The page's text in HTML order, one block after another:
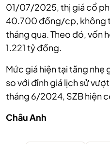
01/07/2025, thị giá cổ
40.700 đồng/cp, không
tháng qua. Theo đó, vốn
1.221 tỷ đồng.
Mức giá hiện tại tăng nhẹ
so với đỉnh giá lịch sử
tháng 6/2024, SZB hiện
Châu Anh